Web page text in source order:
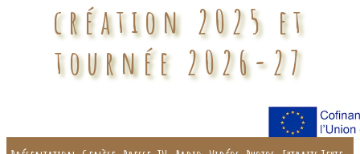
création 2025 et
tournée 2026-27